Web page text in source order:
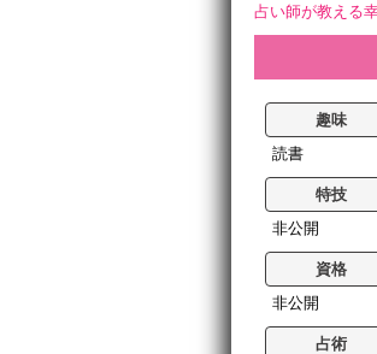
占い師が教える
趣味
読書
特技
非公開
資格
非公開
占術